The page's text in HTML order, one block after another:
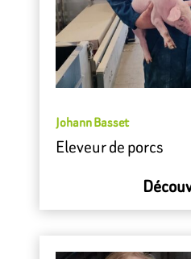
Johann Basset
Eleveur de porcs